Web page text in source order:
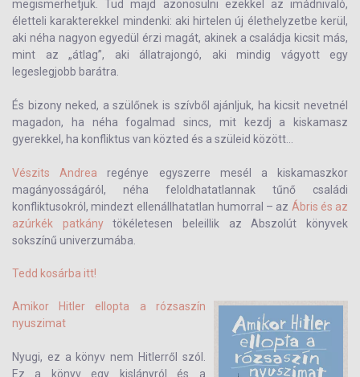
megismerhetjük. Tud majd azonosulni ezekkel az imádnivaló,
életteli karakterekkel mindenki: aki hirtelen új élethelyzetbe kerül,
aki néha nagyon egyedül érzi magát, akinek a családja kicsit más,
mint az „átlag”, aki állatrajongó, aki mindig vágyott egy
legeslegjobb barátra.
És bizony neked, a szülőnek is szívből ajánljuk, ha kicsit nevetnél
magadon, ha néha fogalmad sincs, mit kezdj a kiskamasz
gyerekkel, ha konfliktus van közted és a szüleid között…
Vészits Andrea regénye egyszerre mesél a kiskamaszkor
magányosságáról, néha feloldhatatlannak tűnő családi
konfliktusokról, mindezt ellenállhatatlan humorral – az Ábris és az
azúrkék patkánytökéletesen beleillik az Abszolút könyvek
sokszínű univerzumába.
Tedd kosárba itt!
Amikor Hitler ellopta a rózsaszín
nyuszimat
Nyugi, ez a könyv nem Hitlerről szól.
Ez a könyv egy kislányról és a